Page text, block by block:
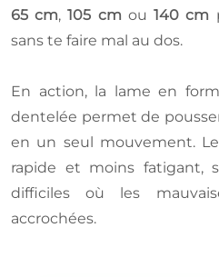
65 cm,105 cm ou140 cm
sans te faire mal au dos.
En action, la lame en
dentelée permet de
en un seul mouvement.
rapide et moins fatigant,
difficiles où les
accrochées.